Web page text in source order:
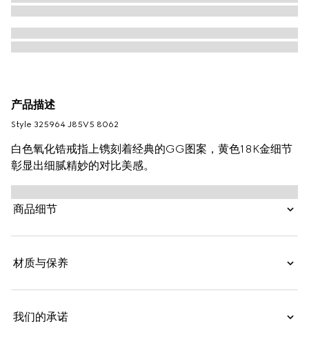
产品描述
Style ‎325964 J85V5 8062
白色氧化锆戒指上镌刻着经典的GG图案，黄色18K金细节
彰显出细腻精妙的对比美感。
商品细节
材质与保养
我们的承诺